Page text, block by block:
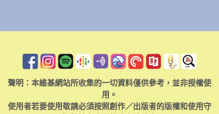
聲明：本維基網站所收集的一切資料僅供參考，並非授權使
用。
使用者若要使用敬請必須按照創作／出版者的版權和使用守